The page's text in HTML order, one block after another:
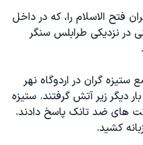
فتح الاسلام را، که در داخل
در نزدیکی طرابلس سنگر
ستیزه گران در اردوگاه نهر
بار دیگر زیر آتش گرفتند. ستیزه
های ضد تانک پاسخ دادند.
کشید.